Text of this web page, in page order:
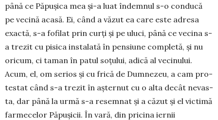
până ce Păpu­șica mea și-a luat îndemnul s-o con­ducă
pe vecină acasă. Ei, când a văzut ea care este adresa
exactă, s-a fo­fi­lat prin curți și pe uluci, până ce ve­cina s-
a trezit cu pi­sica ins­talată în pensiune com­pletă, și nu
oricum, ci ta­man în patul soțului, adică al ve­ci­nului.
Acum, el, om serios și cu fri­că de Dum­ne­zeu, a cam pro­
testat când s-a trezit în așternut cu o alta decât ne­vas­
ta, dar până la urmă s-a resemnat și a căzut și el vic­­ti­mă
far­me­celor Păpușicii. În vară, din pricina ier­nii